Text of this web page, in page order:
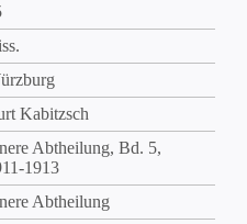
Kabitzsch
Abtheilung, Bd. 5,
1913
Abtheilung